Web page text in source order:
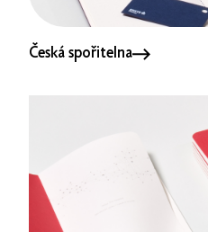
Česká spořitelna